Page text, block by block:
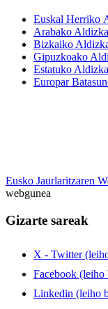
Euskal Herriko
Arabako
Bizkaiko
Gipuzkoako
Estatuko
Europar
Eusko Jaurlaritzaren
webgunea
Gizarte sareak
X - Twitter
Facebook
Linkedin (leiho